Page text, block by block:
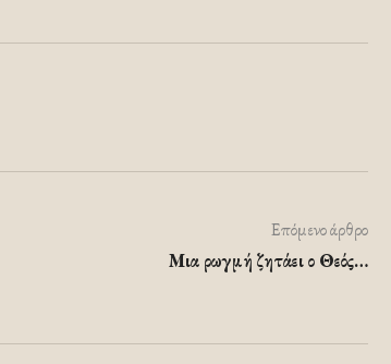
Επόμενο άρθρο
Μια ρωγμή ζητάει ο Θεός…